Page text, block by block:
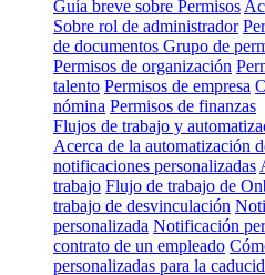
Guía breve sobre Permisos
Sobre rol de administrador
de documentos Grupo de
Permisos de organización
talento Permisos de empresa
nómina Permisos de finanzas
Flujos de trabajo y
Acerca de la automatización
notificaciones personalizadas
trabajo Flujo de trabajo de
trabajo de desvinculación
personalizada Notificación
contrato de un empleado
personalizadas para la